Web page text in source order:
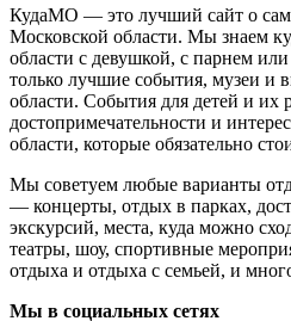
КудаМО — это лучший сайт о
Московской области. Мы знаем
области с девушкой, с парнем
только лучшие события, музеи и
области. События для детей и их
достопримечательности и
области, которые обязательно
Мы советуем любые варианты
— концерты, отдых в парках,
экскурсий, места, куда можно
театры, шоу, спортивные
отдыха и отдыха с семьей, и
Мы в социальных сетях